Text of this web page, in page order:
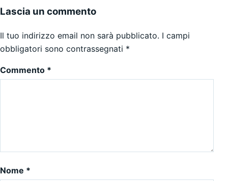
Lascia un commento
Il tuo indirizzo email non sarà pubblicato. I campi
obbligatori sono contrassegnati *
Commento *
Nome *